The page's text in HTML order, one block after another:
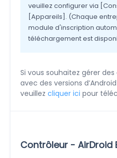
veuillez configurer via
[Appareils]. (Chaque
module d'inscription
téléchargement est
Si vous souhaitez gérer
avec des versions
veuillez cliquer ici pour
Contrôleur - AirDroid